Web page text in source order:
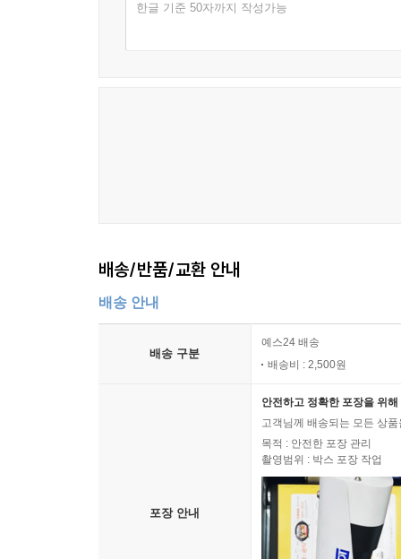
한글 기준 50자까지 작성가능
배송/반품/교환 안내
배송 안내
배송 구분
예스24 배송
배송비 : 2,500원
포장 안내
안전하고 정확한 포장을 위
고객님께 배송되는 모든 상
목적 : 안전한 포장 관리
촬영범위 : 박스 포장 작업